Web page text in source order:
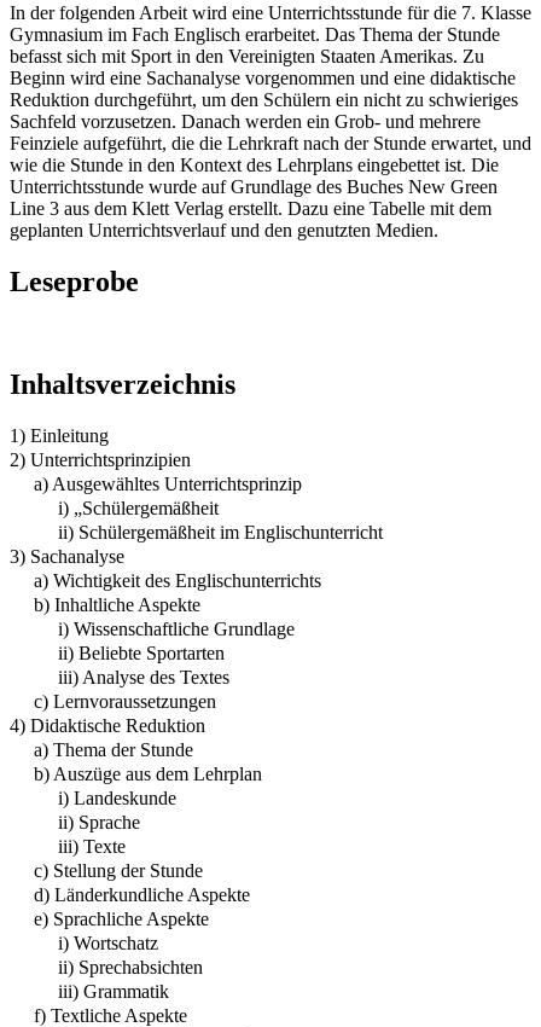
In der folgenden Arbeit wird eine Unterrichtsstunde für die 7. Klasse
Gymnasium im Fach Englisch erarbeitet. Das Thema der Stunde
befasst sich mit Sport in den Vereinigten Staaten Amerikas. Zu
Beginn wird eine Sachanalyse vorgenommen und eine didaktische
Reduktion durchgeführt, um den Schülern ein nicht zu schwieriges
Sachfeld vorzusetzen. Danach werden ein Grob- und mehrere
Feinziele aufgeführt, die die Lehrkraft nach der Stunde erwartet, und
wie die Stunde in den Kontext des Lehrplans eingebettet ist. Die
Unterrichtsstunde wurde auf Grundlage des Buches New Green
Line 3 aus dem Klett Verlag erstellt. Dazu eine Tabelle mit dem
geplanten Unterrichtsverlauf und den genutzten Medien.
Leseprobe
Inhaltsverzeichnis
1) Einleitung
2) Unterrichtsprinzipien
a) Ausgewähltes Unterrichtsprinzip
i) „Schülergemäßheit
ii) Schülergemäßheit im Englischunterricht
3) Sachanalyse
a) Wichtigkeit des Englischunterrichts
b) Inhaltliche Aspekte
i) Wissenschaftliche Grundlage
ii) Beliebte Sportarten
iii) Analyse des Textes
c) Lernvoraussetzungen
4) Didaktische Reduktion
a) Thema der Stunde
b) Auszüge aus dem Lehrplan
i) Landeskunde
ii) Sprache
iii) Texte
c) Stellung der Stunde
d) Länderkundliche Aspekte
e) Sprachliche Aspekte
i) Wortschatz
ii) Sprechabsichten
iii) Grammatik
f) Textliche Aspekte